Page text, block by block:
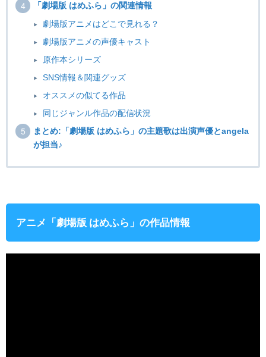
「劇場版 はめふら」の関連情報
劇場版アニメはどこで見れる？
劇場版アニメの声優キャスト
原作本シリーズ
SNS情報＆関連グッズ
オススメの似てる作品
同じジャンル作品の配信状況
まとめ:「劇場版 はめふら」の主題歌は出演声優とangela
が担当♪
アニメ「劇場版 はめふら」の作品情報